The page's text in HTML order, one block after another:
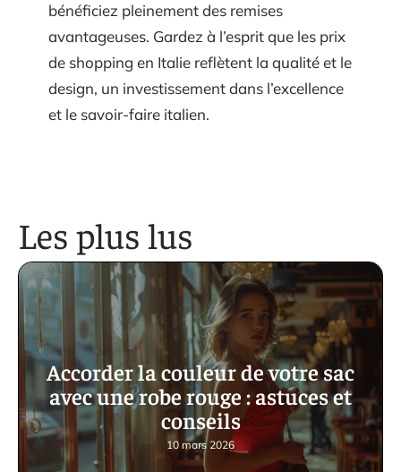
bénéficiez pleinement des remises
avantageuses. Gardez à l’esprit que les prix
de shopping en Italie reflètent la qualité et le
design, un investissement dans l’excellence
et le savoir-faire italien.
Les plus lus
Accorder la couleur de votre sac
avec une robe rouge : astuces et
conseils
10 mars 2026